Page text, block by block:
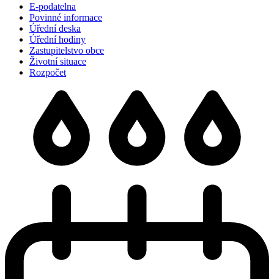
E-podatelna
Povinné informace
Úřední deska
Úřední hodiny
Zastupitelstvo obce
Životní situace
Rozpočet